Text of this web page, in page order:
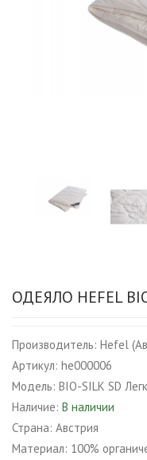
ОДЕЯЛО HEFEL
Производитель: Hefel
Артикул: he000006
Модель: BIO-SILK SD
Наличие: В наличии
Страна: Австрия
Материал: 100%